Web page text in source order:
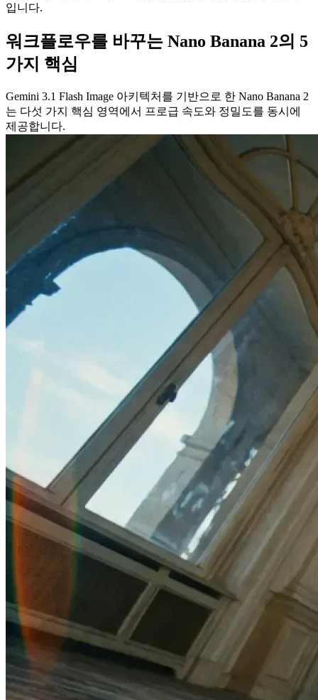
입니다.
워크플로우를 바꾸는 Nano Banana 2의 5
가지 핵심
Gemini 3.1 Flash Image 아키텍처를 기반으로 한 Nano Banana 2
는 다섯 가지 핵심 영역에서 프로급 속도와 정밀도를 동시에
제공합니다.